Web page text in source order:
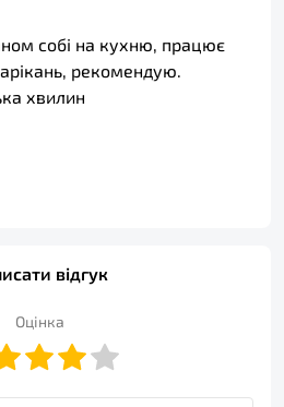
собі на кухню, працює
рекомендую.
хвилин
відгук
Оцінка